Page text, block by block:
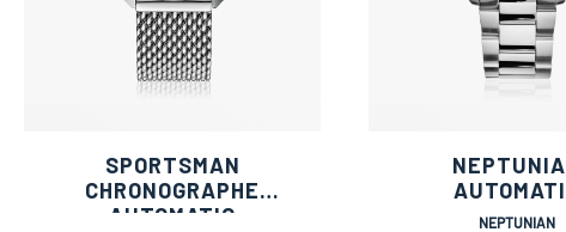
SPORTSMAN
CHRONOGRAPHE
AUTOMATIC
NEPTUNIAN